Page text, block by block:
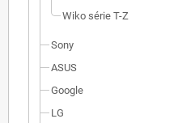
Wiko série T-Z
Sony
ASUS
Google
LG